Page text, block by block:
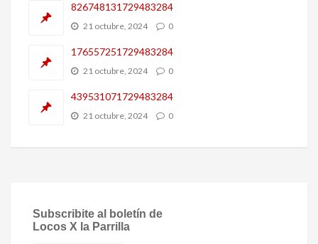
826748131729483284
21 octubre, 2024 0
176557251729483284
21 octubre, 2024 0
439531071729483284
21 octubre, 2024 0
Subscribite al boletín de
Locos X la Parrilla